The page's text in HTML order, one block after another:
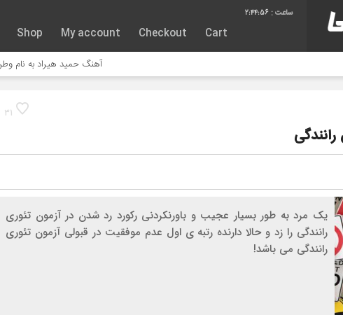
2:44:56
Cart
Checkout
My account
Shop
آهنگ حمید هیراد به نام وطن
31
یک مرد به طور بسیار عجیب و باورنکردنی رکورد رد شدن در آزمون تئوری
رانندگی را زد و حالا دارنده رتبه ی اول عدم موفقیت در قبولی آزمون تئوری
رانندگی می باشد!